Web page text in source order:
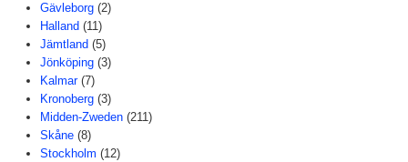
Gävleborg (2)
Halland (11)
Jämtland (5)
Jönköping (3)
Kalmar (7)
Kronoberg (3)
Midden-Zweden (211)
Skåne (8)
Stockholm (12)